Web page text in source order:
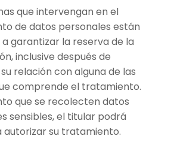
que intervengan en el
de datos personales están
garantizar la reserva de la
inclusive después de
relación con alguna de las
comprende el tratamiento.
que se recolecten datos
sensibles, el titular podrá
autorizar su tratamiento.